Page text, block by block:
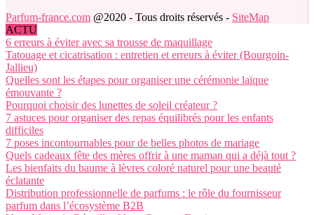
Parfum-france.com @2020 - Tous droits réservés - SiteMap
ACTU
6 erreurs à éviter avec sa trousse de maquillage
Tatouage et cicatrisation : entretien et erreurs à éviter (Bourgoin-
Jallieu)
Quelles sont les étapes pour organiser une cérémonie laïque
émouvante ?
Pourquoi choisir des lunettes de soleil créateur ?
7 astuces pour organiser des repas équilibrés pour les enfants
difficiles
7 poses incontournables pour de belles photos de mariage
Quels cadeaux fête des mères offrir à une maman qui a déjà tout ?
Les bienfaits du baume à lèvres coloré naturel pour une beauté
éclatante
Distribution professionnelle de parfums : le rôle du fournisseur
parfum dans l’écosystème B2B